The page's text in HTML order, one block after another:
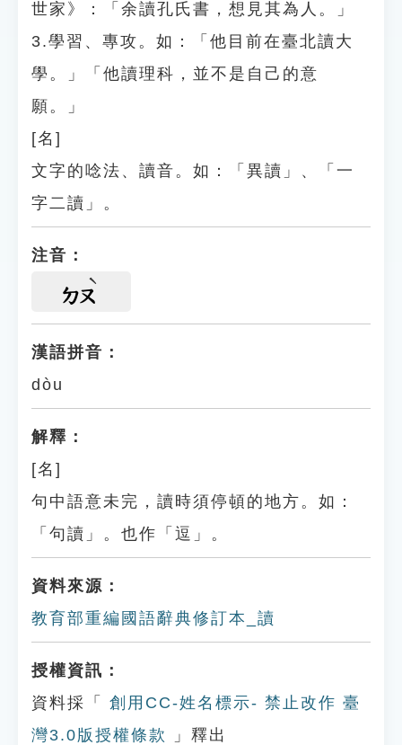
世家》：「余讀孔氏書，想見其為人。」
3.學習、專攻。如：「他目前在臺北讀大
學。」「他讀理科，並不是自己的意
願。」
[名]
文字的唸法、讀音。如：「異讀」、「一
字二讀」。
注音：
ㄉㄡ
漢語拼音：
dòu
解釋：
[名]
句中語意未完，讀時須停頓的地方。如：
「句讀」。也作「逗」。
資料來源：
教育部重編國語辭典修訂本_讀
授權資訊：
資料採「
創用CC-姓名標示- 禁止改作 臺
灣3.0版授權條款
」釋出